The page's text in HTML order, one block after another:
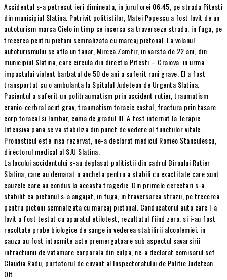
Accidentul s-a petrecut ieri dimineata, in jurul orei 06:45, pe strada Pitesti
din municipiul Slatina. Potrivit politistilor, Matei Popescu a fost lovit de un
autoturism marca Cielo in timp ce incerca sa traverseze strada, in fuga, pe
trecerea pentru pietoni semnalizata cu marcaj pietonal. La volanul
autoturismului se afla un tanar, Mircea Zamfir, in varsta de 22 ani, din
municipiul Slatina, care circula din directia Pitesti – Craiova. in urma
impactului violent barbatul de 50 de ani a suferit rani grave. El a fost
transportat cu o ambulanta la Spitalul Judetean de Urgenta Slatina.
Pacientul a suferit un politraumatism prin accident rutier, traumatism
cranio-cerbral acut grav, traumatism toracic costal, fractura prin tasare
corp toracal si lombar, coma de gradul III. A fost internat la Terapie
Intensiva pana se va stabiliza din punct de vedere al functiilor vitale.
Pronosticul este insa rezervat, ne-a declarat medicul Romeo Stanculescu,
directorul medical al SJU Slatina.
La locului accidentului s-au deplasat politistii din cadrul Biroului Rutier
Slatina, care au demarat o ancheta pentru a stabili cu exactitate care sunt
cauzele care au condus la aceasta tragedie. Din primele cercetari s-a
stabilit ca pietonul s-a angajat, in fuga, in traversarea strazii, pe trecerea
pentru pietoni semnalizata cu marcaj pietonal. Conducatorul auto care l-a
lovit a fost testat cu aparatul etilotest, rezultatul fiind zero, si i-au fost
recoltate probe biologice de sange in vederea stabilirii alcoolemiei. in
cauza au fost intocmite acte premergatoare sub aspectul savarsirii
infractiunii de vatamare corporala din culpa, ne-a declarat comisarul sef
Claudia Radu, purtatorul de cuvant al Inspectoratului de Politie Judetean
Olt.